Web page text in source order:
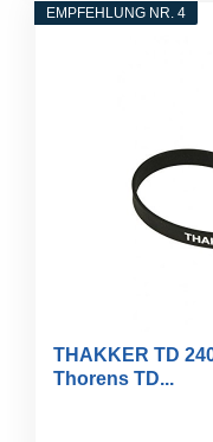
EMPFEHLUNG NR. 4
THAKKER TD
Thorens TD...